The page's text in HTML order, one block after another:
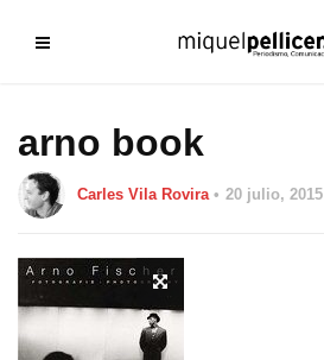
arno book
Carles Vila Rovira 20 julio, 2015